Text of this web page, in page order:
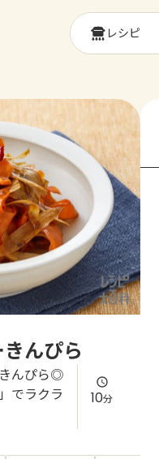
レシピ
んぴら
んぴら◎
でラクラ
10分